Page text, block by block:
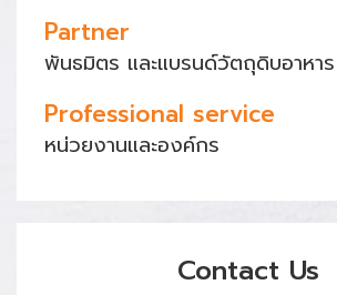
Partner
พันธมิตร และแบรนด์วัตถุดิบอาหาร
Professional service
หน่วยงานและองค์กร
Contact Us